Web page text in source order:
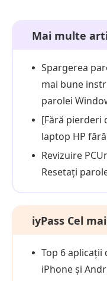
Mai multe
Spargerea
mai bune
parolei
[Fără pierderi
laptop HP
Revizuire
Resetați
iyPass Cel
Top 6 aplicații
iPhone și